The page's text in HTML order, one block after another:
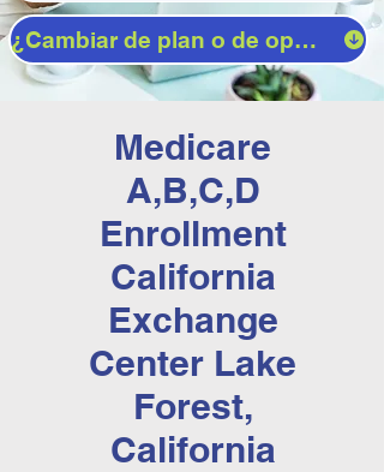
¿Cambiar de plan o de operador?
Medicare
A,B,C,D
Enrollment
California
Exchange
Center Lake
Forest,
California